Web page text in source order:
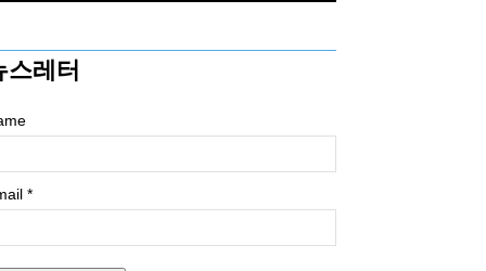
스레터
*